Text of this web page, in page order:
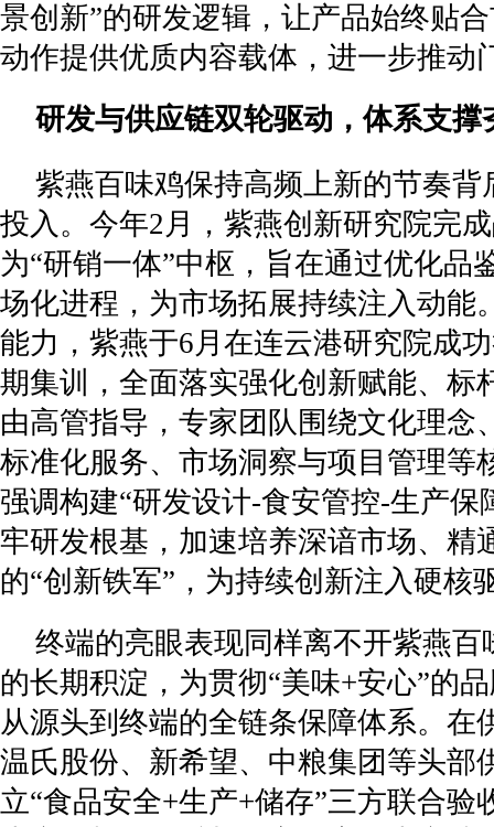
景创新”的研发逻辑，让产品始终贴
动作提供优质内容载体，进一步推动
研发与供应链双轮驱动，体系支撑
紫燕百味鸡保持高频上新的节奏
投入。今年2月，紫燕创新研究院完
为“研销一体”中枢，旨在通过优化品
场化进程，为市场拓展持续注入动能
能力，紫燕于6月在连云港研究院成
期集训，全面落实强化创新赋能、标
由高管指导，专家团队围绕文化理念
标准化服务、市场洞察与项目管理等
强调构建“研发设计-食安管控-生产保
牢研发根基，加速培养深谙市场、精
的“创新铁军”，为持续创新注入硬核
终端的亮眼表现同样离不开紫燕
的长期积淀，为贯彻“美味+安心”的
从源头到终端的全链条保障体系。在
温氏股份、新希望、中粮集团等头部
立“食品安全+生产+储存”三方联合验